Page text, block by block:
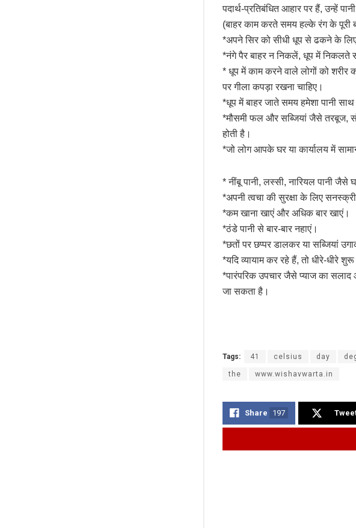
पदार्थ-प्रतिबंधित आहार पर हैं, उन्हें
(बाहर काम करते समय हल्के रंग के पूरी
*अपने सिर को सीधी धूप से ढकने के लिए
*नंगे पैर बाहर न निकलें, धूप में निकलते
* धूप में काम करने वाले लोगों को शरीर
पर गीला कपड़ा रखना चाहिए।
*धूप में बाहर जाते समय हमेशा पानी
*मौसमी फल और सब्जियां जैसे तरबूज,
होती है।
*जो लोग आपके घर या कार्यालय में
* नींबू पानी, लस्सी, नारियल पानी जैसे
*अपनी त्वचा की सुरक्षा के लिए
*कम खाना खाएं और अधिक बार खाएं।
*ठंडे पानी से बार-बार नहाएं।
*छतों पर छप्पर डालकर या सब्जियां
*यदि व्यायाम कर रहे हैं, तो धीरे-धीरे
*पारंपरिक उपचार जैसे प्याज का
जा सकता है।
Tags: 41 celsius day
the www.wishavwarta.in
Share 197